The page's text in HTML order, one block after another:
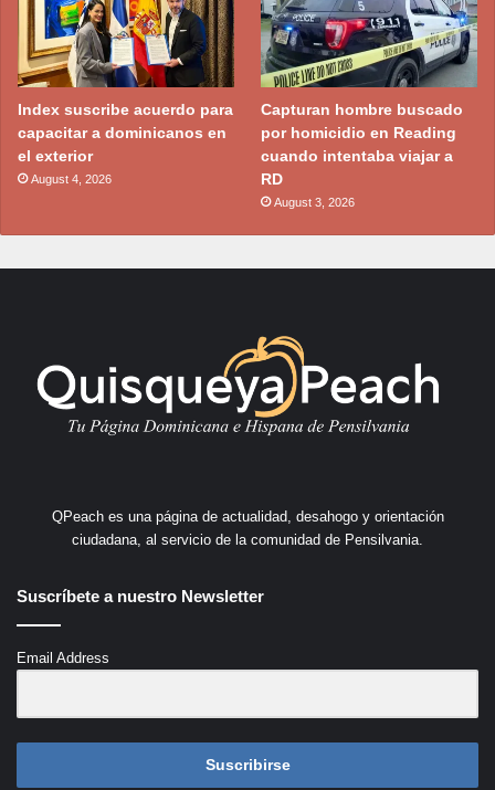
Index suscribe acuerdo para
capacitar a dominicanos en
el exterior
August 4, 2026
Capturan hombre buscado
por homicidio en Reading
cuando intentaba viajar a
RD
August 3, 2026
QPeach es una página de actualidad, desahogo y orientación
ciudadana, al servicio de la comunidad de Pensilvania.
Suscríbete a nuestro Newsletter
Email Address
Suscribirse